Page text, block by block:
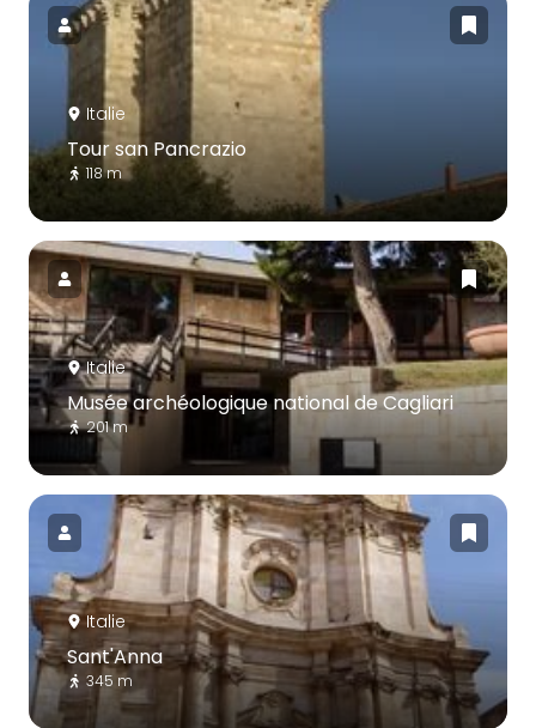
Italie
Tour san Pancrazio
118 m
Italie
Musée archéologique national de Cagliari
201 m
Italie
Sant'Anna
345 m